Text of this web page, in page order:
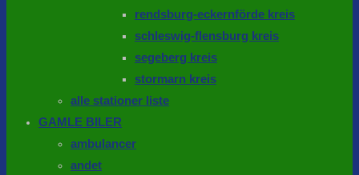
rendsburg-eckernförde kreis
schleswig-flensburg kreis
segeberg kreis
stormarn kreis
alle stationer liste
GAMLE BILER
ambulancer
andet